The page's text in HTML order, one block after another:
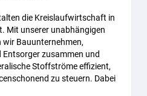
die Kreislaufwirtschaft in
Mit unserer unabhängigen
Bauunternehmen,
zusammen und
Stoffströme effizient,
zu steuern. Dabei